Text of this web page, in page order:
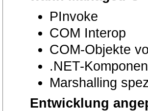
PInvoke
COM Interop
COM-Objekte
.NET-
Marshalling
Entwicklung